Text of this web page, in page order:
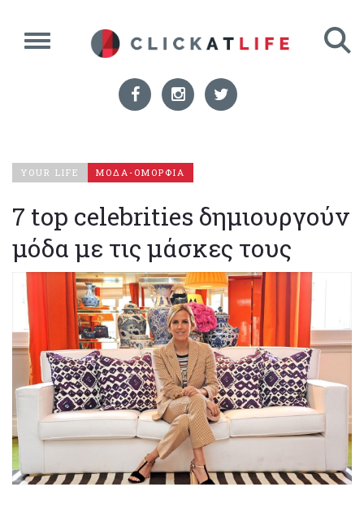
YOUR LIFE ΜΟΔΑ-ΟΜΟΡΦΙΑ
7 top celebrities δημιουργούν
μόδα με τις μάσκες τους